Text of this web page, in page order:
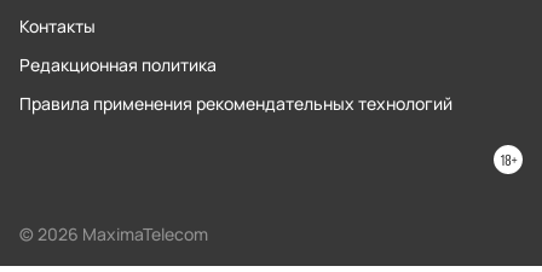
Контакты
Редакционная политика
Правила применения рекомендательных технологий
© 2026 MaximaTelecom